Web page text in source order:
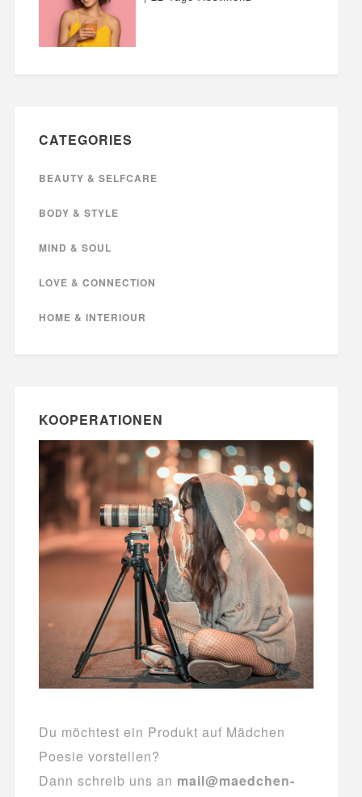
CATEGORIES
BEAUTY & SELFCARE
BODY & STYLE
MIND & SOUL
LOVE & CONNECTION
HOME & INTERIOUR
KOOPERATIONEN
Du möchtest ein Produkt auf Mädchen
Poesie vorstellen?
Dann schreib uns an mail@maedchen-